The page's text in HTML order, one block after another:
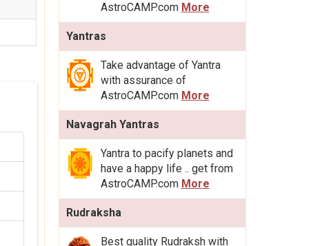
AstroCAMP.com More
Yantras
Take advantage of Yantra
with assurance of
AstroCAMP.com More
Navagrah Yantras
Yantra to pacify planets and
have a happy life .. get from
AstroCAMP.com More
Rudraksha
Best quality Rudraksh with